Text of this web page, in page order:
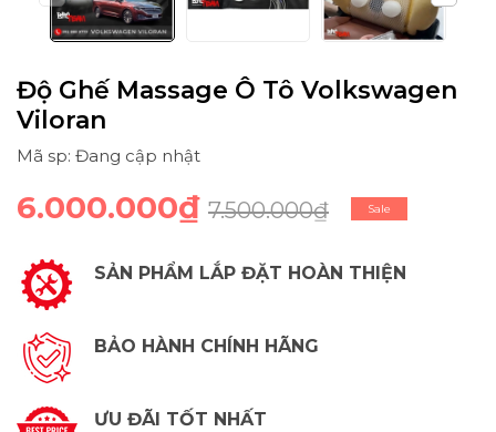
Độ Ghế Massage Ô Tô Volkswagen
Viloran
Mã sp: Đang cập nhật
6.000.000₫ 7.500.000₫ Sale
SẢN PHẨM LẮP ĐẶT HOÀN THIỆN
BẢO HÀNH CHÍNH HÃNG
ƯU ĐÃI TỐT NHẤT